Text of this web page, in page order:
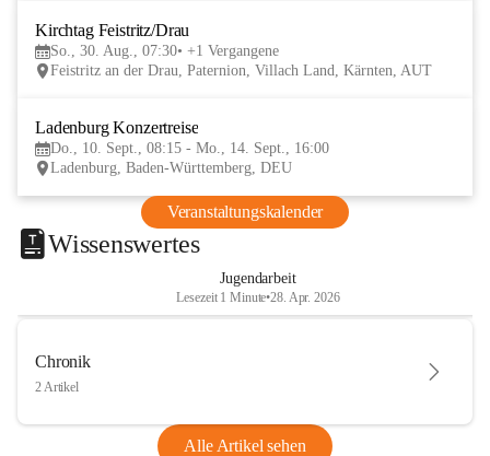
Kirchtag Feistritz/Drau
So., 30. Aug., 07:30 +1 Vergangene
Feistritz an der Drau, Paternion, Villach Land, Kärnten, AUT
Ladenburg Konzertreise
Do., 10. Sept., 08:15 - Mo., 14. Sept., 16:00
Ladenburg, Baden-Württemberg, DEU
Veranstaltungskalender
Wissenswertes
Jugendarbeit
Lesezeit 1 Minute•28. Apr. 2026
Chronik
2 Artikel
Alle Artikel sehen